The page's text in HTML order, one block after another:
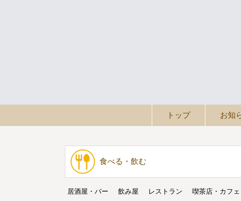
トップ お知
食べる・飲む
居酒屋・バー 飲み屋 レストラン 喫茶店・カフェ